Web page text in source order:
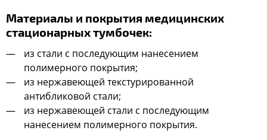
Материалы и покрытия медицинских
стационарных тумбочек:
из стали с последующим нанесением
полимерного покрытия;
из нержавеющей текстурированной
антибликовой стали;
из нержавеющей стали с последующим
нанесением полимерного покрытия.